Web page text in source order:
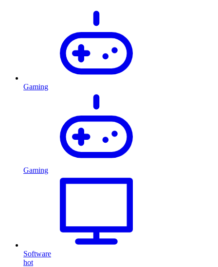
Gaming
Gaming
Software
hot